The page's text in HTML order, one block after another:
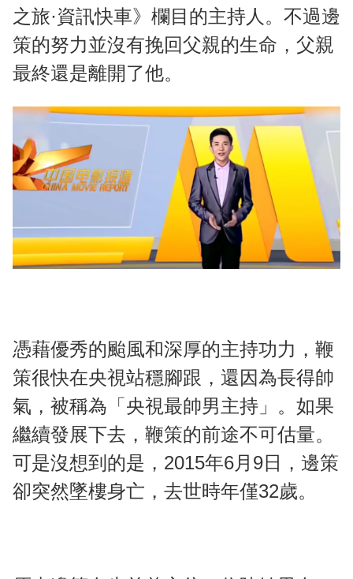
之旅·資訊快車》欄目的主持人。不過邊
策的努力並沒有挽回父親的生命，父親
最終還是離開了他。
憑藉優秀的颱風和深厚的主持功力，鞭
策很快在央視站穩腳跟，還因為長得帥
氣，被稱為「央視最帥男主持」。如果
繼續發展下去，鞭策的前途不可估量。
可是沒想到的是，2015年6月9日，邊策
卻突然墜樓身亡，去世時年僅32歲。